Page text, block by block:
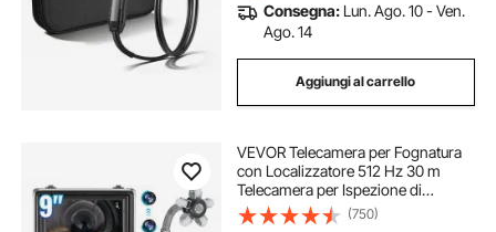
Consegna: Lun. Ago. 10 - Ven.
Ago. 14
Aggiungi al carrello
VEVOR Telecamera per Fognatura
con Localizzatore 512 Hz 30 m
Telecamera per Ispezione di
Scarichi Autolivellante con Schermo
HD 1080P 228,6 mm Zoom 36X,
(750)